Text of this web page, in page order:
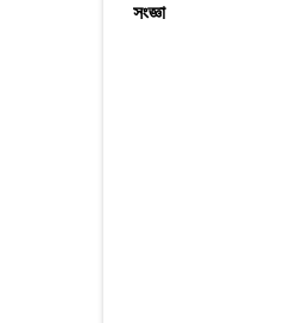
সংজ্ঞা